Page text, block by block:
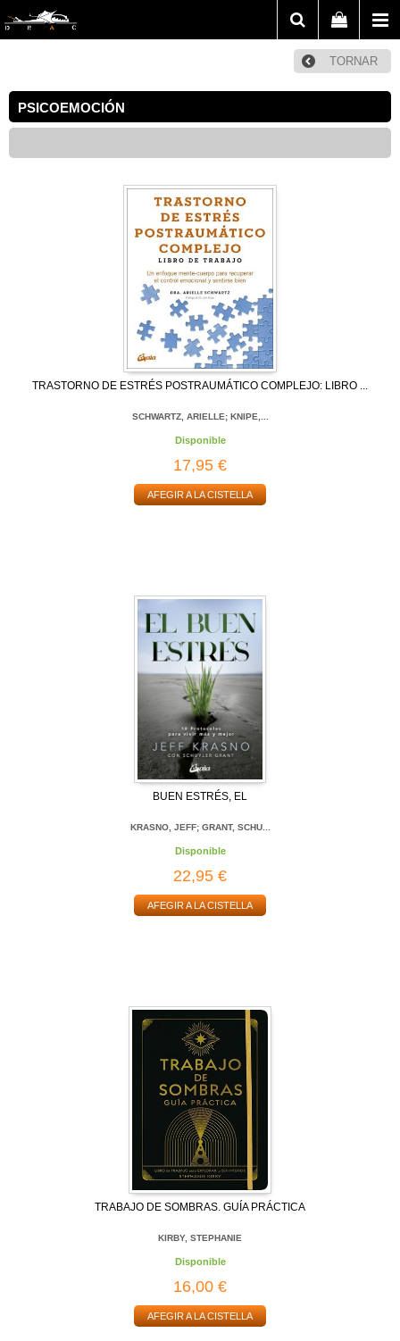
TORNAR
PSICOEMOCIÓN
TRASTORNO DE ESTRÉS POSTRAUMÁTICO COMPLEJO: LIBRO ...
SCHWARTZ, ARIELLE; KNIPE,...
Disponible
17,95 €
AFEGIR A LA CISTELLA
BUEN ESTRÉS, EL
KRASNO, JEFF; GRANT, SCHU...
Disponible
22,95 €
AFEGIR A LA CISTELLA
TRABAJO DE SOMBRAS. GUÍA PRÁCTICA
KIRBY, STEPHANIE
Disponible
16,00 €
AFEGIR A LA CISTELLA